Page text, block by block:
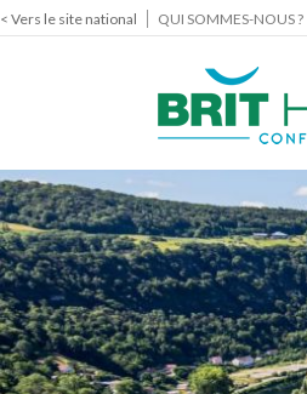
< Vers le site national QUI SOMMES-NOUS ?